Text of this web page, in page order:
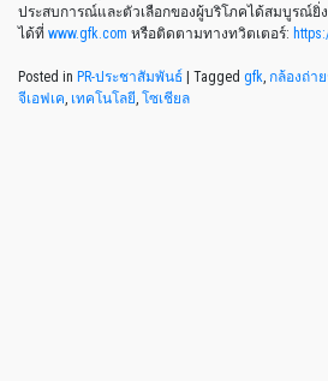
ประสบการณ์และตัวเลือกของผู้บริโภคได้สมบูรณ์ยิ่
ได้ที่ www.gfk.com หรือติดตามทางทวิตเตอร์:
Posted in PR-ประชาสัมพันธ์ | Tagged gfk กล้องถ่า
จีเอฟเค เทคโนโลยี โซเชียล